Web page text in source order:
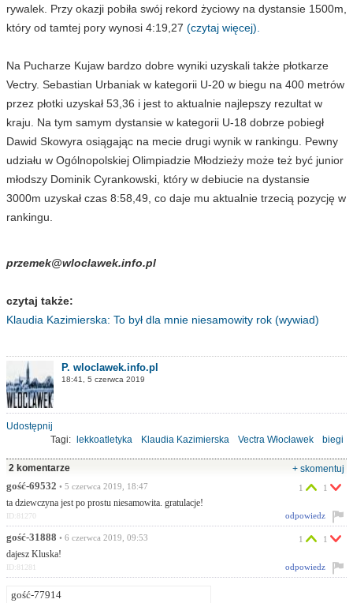
rywalek. Przy okazji pobiła swój rekord życiowy na dystansie 1500m,
który od tamtej pory wynosi 4:19,27 (czytaj więcej).
Na Pucharze Kujaw bardzo dobre wyniki uzyskali także płotkarze
Vectry. Sebastian Urbaniak w kategorii U-20 w biegu na 400 metrów
przez płotki uzyskał 53,36 i jest to aktualnie najlepszy rezultat w
kraju. Na tym samym dystansie w kategorii U-18 dobrze pobiegł
Dawid Skowyra osiągając na mecie drugi wynik w rankingu. Pewny
udziału w Ogólnopolskiej Olimpiadzie Młodzieży może też być junior
młodszy Dominik Cyrankowski, który w debiucie na dystansie
3000m uzyskał czas 8:58,49, co daje mu aktualnie trzecią pozycję w
rankingu.
przemek@wloclawek.info.pl
czytaj także:
Klaudia Kazimierska: To był dla mnie niesamowity rok (wywiad)
P. wloclawek.info.pl
18:41, 5 czerwca 2019
Udostępnij
Tagi:
lekkoatletyka Klaudia Kazimierska Vectra Włocławek
biegi
wywiad
2 komentarze
+ skomentuj
gość-69532 • 5 czerwca 2019, 18:47
ta dziewczyna jest po prostu niesamowita. gratulacje!
1 1
odpowiedz
ID:81270
gość-31888 • 6 czerwca 2019, 09:53
dajesz Kluska!
1 1
odpowiedz
ID:81281